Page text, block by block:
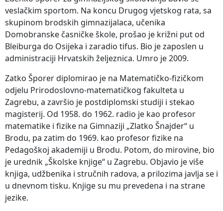
veslačkim sportom. Na koncu Drugog vjetskog rata, sa
skupinom brodskih gimnazijalaca, učenika
Domobranske časničke škole, prošao je križni put od
Bleiburga do Osijeka i zaradio tifus. Bio je zaposlen u
administraciji Hrvatskih željeznica. Umro je 2009.
Zatko Šporer diplomirao je na Matematičko-fizičkom
odjelu Prirodoslovno-matematičkog fakulteta u
Zagrebu, a završio je postdiplomski studiji i stekao
magisterij. Od 1958. do 1962. radio je kao profesor
matematike i fizike na Gimnaziji „Zlatko Šnajder“ u
Brodu, pa zatim do 1969. kao profesor fizike na
Pedagoškoj akademiji u Brodu. Potom, do mirovine, bio
je urednik „Školske knjige“ u Zagrebu. Objavio je više
knjiga, udžbenika i stručnih radova, a prilozima javlja se i
u dnevnom tisku. Knjige su mu prevedena i na strane
jezike.